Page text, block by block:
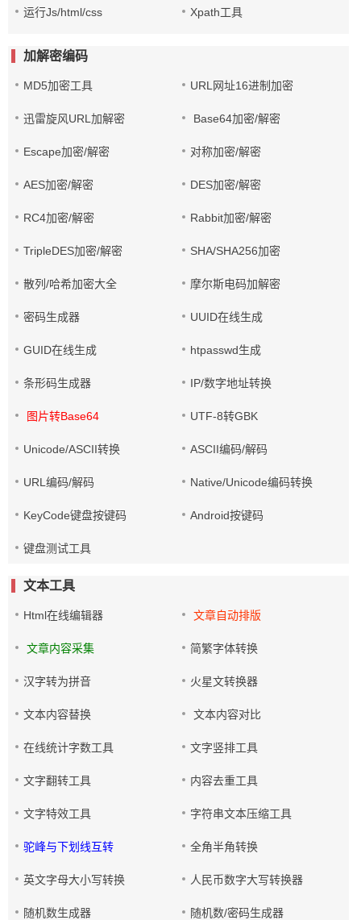
运行Js/html/css Xpath工具
加解密编码
MD5加密工具 URL网址16进制加密
迅雷旋风URL加解密 Base64加密/解密
Escape加密/解密 对称加密/解密
AES加密/解密 DES加密/解密
RC4加密/解密 Rabbit加密/解密
TripleDES加密/解密 SHA/SHA256加密
散列/哈希加密大全 摩尔斯电码加解密
密码生成器 UUID在线生成
GUID在线生成 htpasswd生成
条形码生成器 IP/数字地址转换
图片转Base64 UTF-8转GBK
Unicode/ASCII转换 ASCII编码/解码
URL编码/解码 Native/Unicode编码转换
KeyCode键盘按键码 Android按键码
键盘测试工具
文本工具
Html在线编辑器 文章自动排版
文章内容采集 简繁字体转换
汉字转为拼音 火星文转换器
文本内容替换 文本内容对比
在线统计字数工具 文字竖排工具
文字翻转工具 内容去重工具
文字特效工具 字符串文本压缩工具
驼峰与下划线互转 全角半角转换
英文字母大小写转换 人民币数字大写转换器
随机数生成器 随机数/密码生成器